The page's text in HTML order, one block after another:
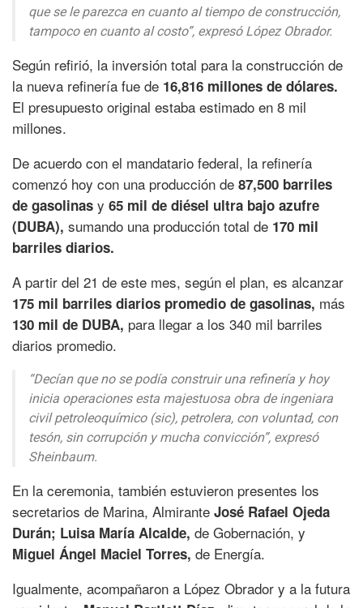
que se le parezca en cuanto al tiempo de construcción,
tampoco en cuanto al costo”, expresó López Obrador.
Según refirió, la inversión total para la construcción de
la nueva refinería fue de 16,816 millones de dólares.
El presupuesto original estaba estimado en 8 mil
millones.
De acuerdo con el mandatario federal, la refinería
comenzó hoy con una producción de 87,500 barriles
de gasolinas y 65 mil de diésel ultra bajo azufre
(DUBA), sumando una producción total de 170 mil
barriles diarios.
A partir del 21 de este mes, según el plan, es alcanzar
175 mil barriles diarios promedio de gasolinas, más
130 mil de DUBA, para llegar a los 340 mil barriles
diarios promedio.
“Decían que no se podía construir una refinería y hoy
inicia operaciones esta majestuosa obra de ingeniara
civil petroleoquímico (sic), petrolera, con voluntad, con
tesón, sin corrupción y mucha convicción”, expresó
Sheinbaum.
En la ceremonia, también estuvieron presentes los
secretarios de Marina, Almirante José Rafael Ojeda
Durán; Luisa María Alcalde, de Gobernación, y
Miguel Ángel Maciel Torres, de Energía.
Igualmente, acompañaron a López Obrador y a la futura